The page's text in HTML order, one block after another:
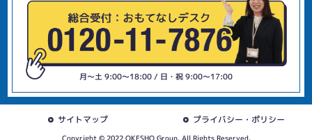
月〜土 9:00〜18:00 / 日・祝 9:00〜17:00
サイトマップ プライバシー・ポリシー
Copyright © 2022 OKESHO Group. All Rights Reserved.